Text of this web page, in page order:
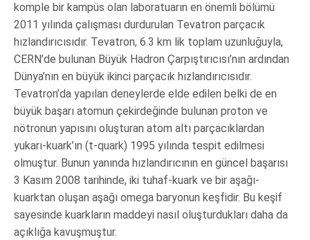
komple bir kampüs olan laboratuarın en önemli bölümü
2011 yılında çalışması durdurulan Tevatron parçacık
hızlandırıcısıdır. Tevatron, 6.3 km lik toplam uzunluğuyla,
CERN’de bulunan Büyük Hadron Çarpıştırıcısı’nın ardından
Dünya’nın en büyük ikinci parçacık hızlandırıcısıdır.
Tevatron’da yapılan deneylerde elde edilen belki de en
büyük başarı atomun çekirdeğinde bulunan proton ve
nötronun yapısını oluşturan atom altı parçacıklardan
yukarı-kuark’ın (t-quark) 1995 yılında tespit edilmesi
olmuştur. Bunun yanında hızlandırıcının en güncel başarısı
3 Kasım 2008 tarihinde, iki tuhaf-kuark ve bir aşağı-
kuarktan oluşan aşağı omega baryonun keşfidir. Bu keşif
sayesinde kuarkların maddeyi nasıl oluşturdukları daha da
açıklığa kavuşmuştur.